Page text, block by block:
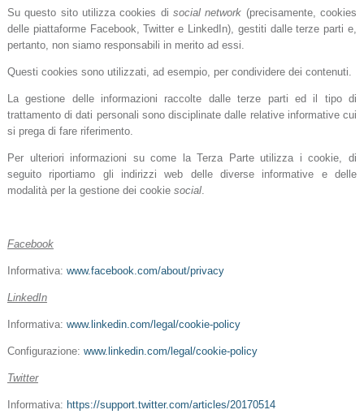
Su questo sito utilizza cookies disocial network (precisamente, cookies
delle piattaforme Facebook, Twitter e LinkedIn), gestiti dalle terze parti e,
pertanto, non siamo responsabili in merito ad essi.
Questi cookies sono utilizzati, ad esempio, per condividere dei contenuti.
La gestione delle informazioni raccolte dalle terze parti ed il tipo di
trattamento di dati personali sono disciplinate dalle relative informative cui
si prega di fare riferimento.
Per ulteriori informazioni su come la Terza Parte utilizza i cookie, di
seguito riportiamo gli indirizzi web delle diverse informative e delle
modalità per la gestione dei cookie social.
Facebook
Informativa: www.facebook.com/about/privacy
LinkedIn
Informativa: www.linkedin.com/legal/cookie-policy
Configurazione: www.linkedin.com/legal/cookie-policy
Twitter
Informativa: https://support.twitter.com/articles/20170514